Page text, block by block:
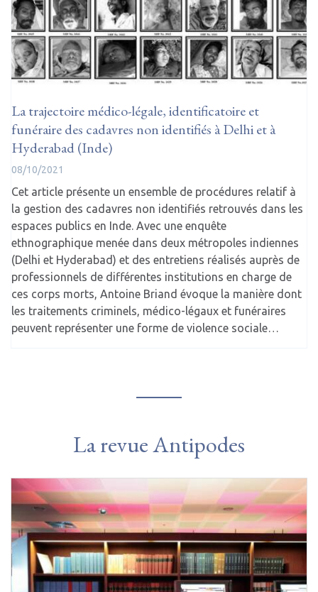
La trajectoire médico-légale, identificatoire et
funéraire des cadavres non identifiés à Delhi et à
Hyderabad (Inde)
08/10/2021
Cet article présente un ensemble de procédures relatif à
la gestion des cadavres non identifiés retrouvés dans les
espaces publics en Inde. Avec une enquête
ethnographique menée dans deux métropoles indiennes
(Delhi et Hyderabad) et des entretiens réalisés auprès de
professionnels de différentes institutions en charge de
ces corps morts, Antoine Briand évoque la manière dont
les traitements criminels, médico-légaux et funéraires
peuvent représenter une forme de violence sociale…
La revue Antipodes